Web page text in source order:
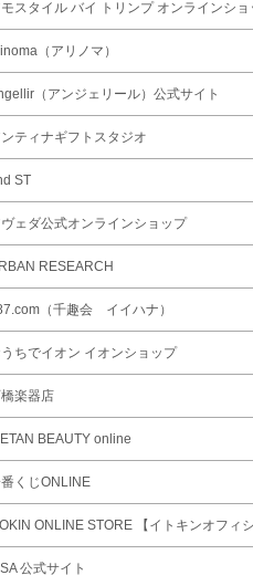
スタイル バイ トリンプ オンラインショ
（アリノマ）
（アンジェリール）公式サイト
ティナギフトスタジオ
ST
ェダ公式オンラインショップ
RESEARCH
（千趣会 イイハナ）
ちでイオン イオンショップ
楽器店
BEAUTY online
くじONLINE
ONLINE STORE 【イトキンオフィ
公式サイト